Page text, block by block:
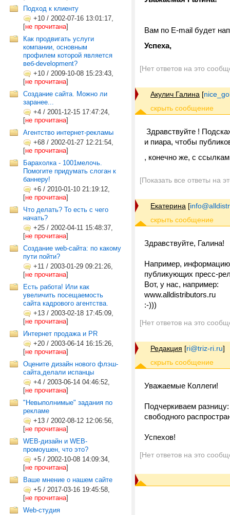
Подход к клиенту
+10 / 2002-07-16 13:01:17,
[не прочитана]
Как продвигать услуги
компании, основным
профилем которой является
веб-development?
+10 / 2009-10-08 15:23:43,
[не прочитана]
Создание сайта. Можно ли
заранее...
+4 / 2001-12-15 17:47:24,
[не прочитана]
Агентство интернет-рекламы
+68 / 2002-01-27 12:21:54,
[не прочитана]
Барахолка - 1001мелочь.
Помогите придумать слоган к
баннеру!
+6 / 2010-01-10 21:19:12,
[не прочитана]
Что делать? То есть с чего
начать?
+25 / 2002-04-11 15:48:37,
[не прочитана]
Создание web-сайта: по какому
пути пойти?
+11 / 2003-01-29 09:21:26,
[не прочитана]
Есть работа! Или как
увеличить посещаемость
сайта кадрового агентства.
+13 / 2003-02-18 17:45:09,
[не прочитана]
Интернет продажа и PR
+20 / 2003-06-14 16:15:26,
[не прочитана]
Оцените дизайн нового флэш-
сайта,делали испанцы
+4 / 2003-06-14 04:46:52,
[не прочитана]
"Невыполнимые" задания по
рекламе
+13 / 2002-08-12 12:06:56,
[не прочитана]
WEB-дизайн и WEB-
промоушен, что это?
+5 / 2002-10-08 14:09:34,
[не прочитана]
Ваше мнение о нашем сайте
+5 / 2017-03-16 19:45:58,
[не прочитана]
Web-студия
Вам по E-mail будет
Успеха,
[Нет ответов на это
Акулич Галина [
Здравствуйте !
и пиара, чтобы
, конечно же, с
[Показать все ответы на
Екатерина [
Здравствуйте, Галина!
Например, информацию
публикующих пресс-
Вот, у нас, например:
www.alldistributors.ru
:-)))
[Нет ответов на это
Редакция [ri@triz-ri.ru]
Уважаемые Коллеги!
Подчеркиваем
свободного
Успехов!
[Нет ответов на это